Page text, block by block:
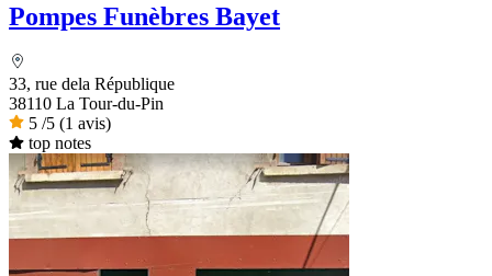
Pompes Funèbres Bayet
33, rue dela République
38110 La Tour-du-Pin
5 /5 (1 avis)
top notes